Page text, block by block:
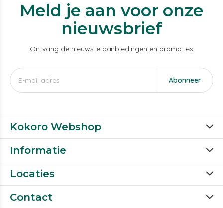
Meld je aan voor onze
nieuwsbrief
Ontvang de nieuwste aanbiedingen en promoties
Abonneer
Kokoro Webshop
Informatie
Locaties
Contact